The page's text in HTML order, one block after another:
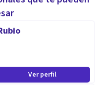
de contención y
los padecimientos
al deseo y al
construir nuevos modos
Ver perfil